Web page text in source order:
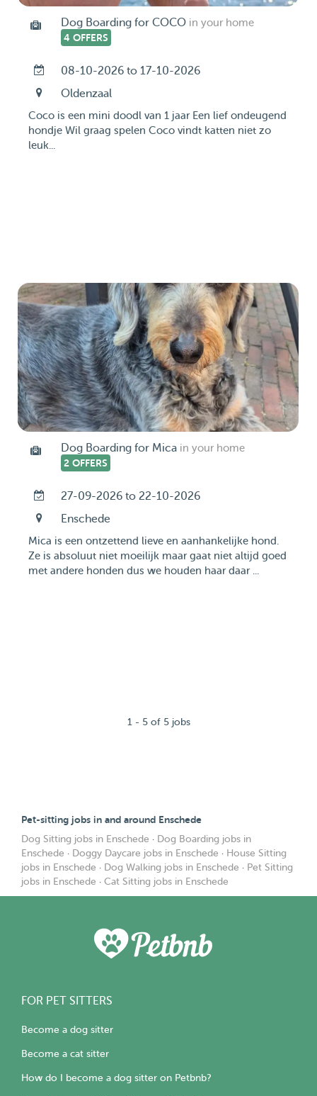
Dog Boarding for COCO in your home
4 OFFERS
08-10-2026 to 17-10-2026
Oldenzaal
Coco is een mini doodl van 1 jaar Een lief ondeugend
hondje Wil graag spelen Coco vindt katten niet zo
leuk...
Dog Boarding for Mica in your home
2 OFFERS
27-09-2026 to 22-10-2026
Enschede
Mica is een ontzettend lieve en aanhankelijke hond.
Ze is absoluut niet moeilijk maar gaat niet altijd goed
met andere honden dus we houden haar daar ...
1 - 5 of 5 jobs
Pet-sitting jobs in and around Enschede
Dog Sitting jobs in Enschede · Dog Boarding jobs in
Enschede · Doggy Daycare jobs in Enschede · House Sitting
jobs in Enschede · Dog Walking jobs in Enschede · Pet Sitting
jobs in Enschede · Cat Sitting jobs in Enschede
FOR PET SITTERS
Become a dog sitter
Become a cat sitter
How do I become a dog sitter on Petbnb?